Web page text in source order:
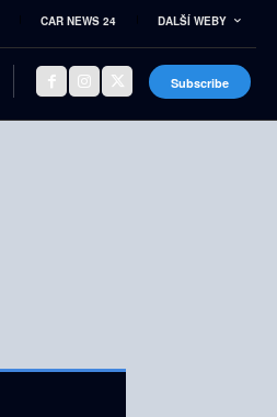
CAR NEWS 24 DALŠÍ WEBY
Subscribe